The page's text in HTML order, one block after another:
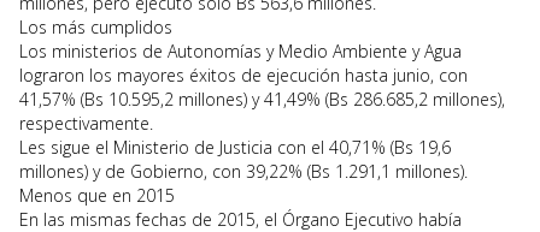
Los más cumplidos
Los ministerios de Autonomías y Medio Ambiente y Agua
lograron los mayores éxitos de ejecución hasta junio, con
41,57% (Bs 10.595,2 millones) y 41,49% (Bs 286.685,2 millones),
respectivamente.
Les sigue el Ministerio de Justicia con el 40,71% (Bs 19,6
millones) y de Gobierno, con 39,22% (Bs 1.291,1 millones).
Menos que en 2015
En las mismas fechas de 2015, el Órgano Ejecutivo había